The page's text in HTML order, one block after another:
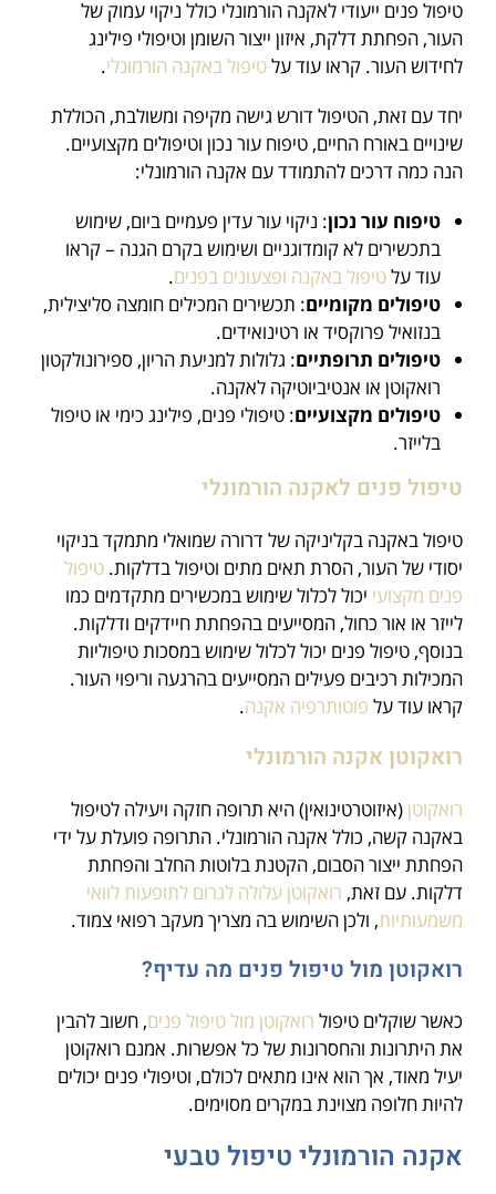
טיפול פנים ייעודי לאקנה הורמונלי כולל ניקוי עמוק של
העור, הפחתת דלקת, איזון ייצור השומן וטיפולי פילינג
לחידוש העור. קראו עוד עלטיפול באקנה הורמונלי.
יחד עם זאת, הטיפול דורש גישה מקיפה ומשולבת, הכוללת
שינויים באורח החיים, טיפוח עור נכון וטיפולים מקצועיים.
הנה כמה דרכים להתמודד עם אקנה הורמונלי:
טיפוח עור נכון: ניקוי עור עדין פעמיים ביום, שימוש
בתכשירים לא קומדוגניים ושימוש בקרם הגנה – קראו
עוד עלטיפול באקנה ופצעונים בפנים.
טיפולים מקומיים: תכשירים המכילים חומצה סליצילית,
בנזואיל פרוקסיד או רטינואידים.
טיפולים תרופתיים: גלולות למניעת הריון, ספירונולקטון
רואקוטן או אנטיביוטיקה לאקנה.
טיפולים מקצועיים: טיפולי פנים, פילינג כימי או טיפול
בלייזר.
טיפול פנים לאקנה הורמונלי
טיפול באקנה בקליניקה של דרורה שמואלי מתמקד בניקוי
יסודי של העור, הסרת תאים מתים וטיפול בדלקות. טיפול
פנים מקצועי יכול לכלול שימוש במכשירים מתקדמים כמו
לייזר או אור כחול, המסייעים בהפחתת חיידקים ודלקות.
בנוסף, טיפול פנים יכול לכלול שימוש במסכות טיפוליות
המכילות רכיבים פעילים המסייעים בהרגעה וריפוי העור.
קראו עוד על פוטותרפיה אקנה.
רואקוטן אקנה הורמונלי
רואקוטן (איזוטרטינואין) היא תרופה חזקה ויעילה לטיפול
באקנה קשה, כולל אקנה הורמונלי. התרופה פועלת על ידי
הפחתת ייצור הסבום, הקטנת בלוטות החלב והפחתת
דלקות. עם זאת, רואקוטן עלולה לגרום לתופעות לוואי
משמעותיות, ולכן השימוש בה מצריך מעקב רפואי צמוד.
רואקוטן מול טיפול פנים מה עדיף?
כאשר שוקלים טיפול רואקוטן מול טיפול פנים, חשוב להבין
את היתרונות והחסרונות של כל אפשרות. אמנם רואקוטן
יעיל מאוד, אך הוא אינו מתאים לכולם, וטיפולי פנים יכולים
להיות חלופה מצוינת במקרים מסוימים.
אקנה הורמונלי טיפול טבעי